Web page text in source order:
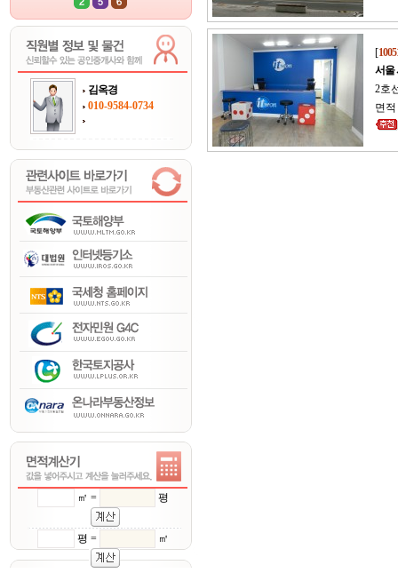
김옥경
010-9584-0734
㎡ = 평
평 = ㎡
[
서울
2호
면